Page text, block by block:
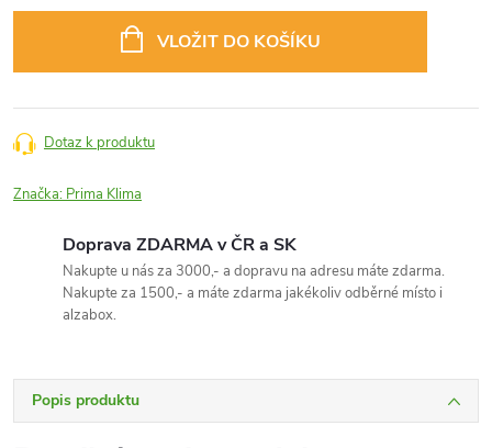
VLOŽIT DO KOŠÍKU
Dotaz k produktu
Značka: Prima Klima
Doprava ZDARMA v ČR a SK
Nakupte u nás za 3000,- a dopravu na adresu máte zdarma.
Nakupte za 1500,- a máte zdarma jakékoliv odběrné místo i
alzabox.
Popis produktu